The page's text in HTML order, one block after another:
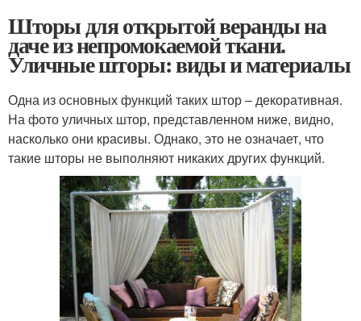
Шторы для открытой веранды на
даче из непромокаемой ткани.
Уличные шторы: виды и материалы
Одна из основных функций таких штор – декоративная.
На фото уличных штор, представленном ниже, видно,
насколько они красивы. Однако, это не означает, что
такие шторы не выполняют никаких других функций.